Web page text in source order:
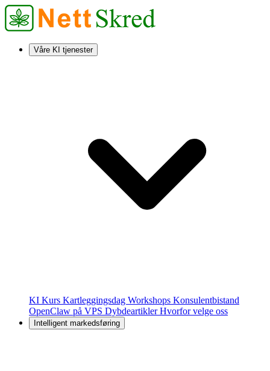
Våre KI tjenester
KI Kurs Kartleggingsdag Workshops Konsulentbistand
OpenClaw på VPS DybdeartiklerHvorfor velge oss
Intelligent markedsføring